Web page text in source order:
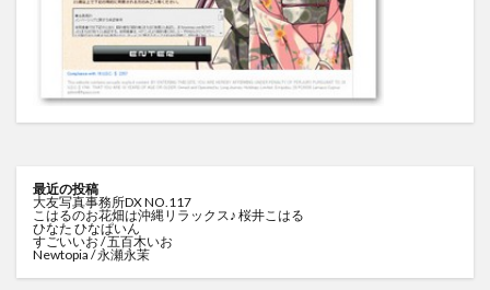
最近の投稿
大友写真事務所DX NO.117
こはるのお花畑は沖縄リラックス♪ 桜井こはる
ひなた ひなぱいん
すごいいお / 五百木いお
Newtopia / 永瀬永茉